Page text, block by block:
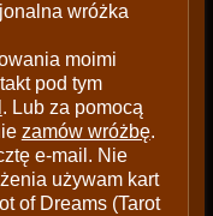
wróżka
moimi
pod tym
. Lub za pomocą
zamów wróżbę.
e-mail. Nie
używam kart
of Dreams (Tarot